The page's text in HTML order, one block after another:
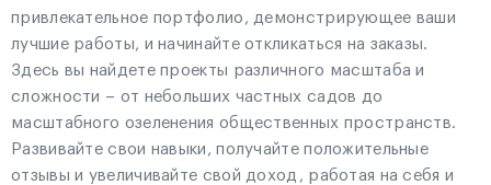
привлекательное портфолио, демонстрирующее ваши
лучшие работы, и начинайте откликаться на заказы.
Здесь вы найдете проекты различного масштаба и
сложности – от небольших частных садов до
масштабного озеленения общественных пространств.
Развивайте свои навыки, получайте положительные
отзывы и увеличивайте свой доход, работая на себя и